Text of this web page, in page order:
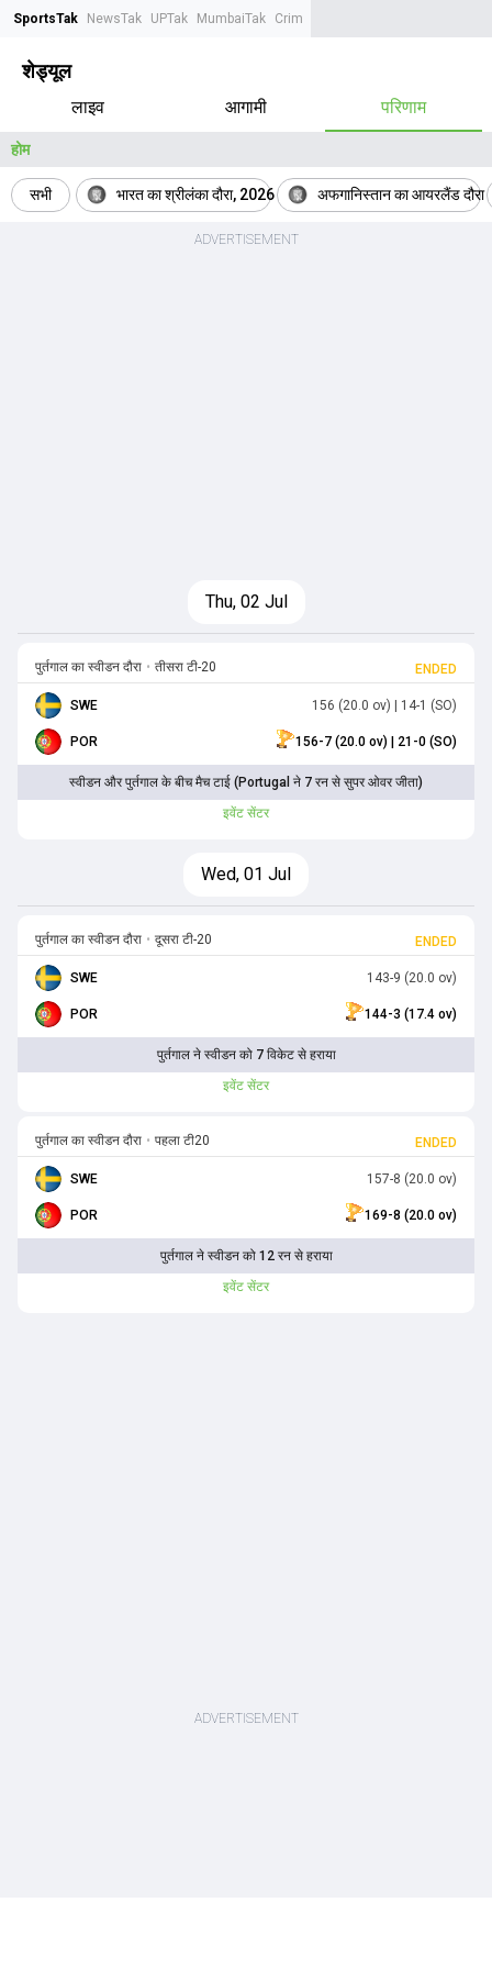
SportsTak NewsTak UPTak MumbaiTak CrimeTak
शेड्यूल
लाइव आगामी परिणाम
होम
सभी भारत का श्रीलंका दौरा, 2026 अफगानिस्तान का आयरलैंड दौरा
Thu, 02 Jul
पुर्तगाल का स्वीडन दौरा • तीसरा टी-20 ENDED
SWE 156 (20.0 ov) | 14-1 (SO)
POR 156-7 (20.0 ov) | 21-0 (SO)
स्वीडन और पुर्तगाल के बीच मैच टाई (Portugal ने 7 रन से सुपर ओवर जीता)
इवेंट सेंटर
Wed, 01 Jul
पुर्तगाल का स्वीडन दौरा • दूसरा टी-20 ENDED
SWE 143-9 (20.0 ov)
POR 144-3 (17.4 ov)
पुर्तगाल ने स्वीडन को 7 विकेट से हराया
इवेंट सेंटर
पुर्तगाल का स्वीडन दौरा • पहला टी20 ENDED
SWE 157-8 (20.0 ov)
POR 169-8 (20.0 ov)
पुर्तगाल ने स्वीडन को 12 रन से हराया
इवेंट सेंटर